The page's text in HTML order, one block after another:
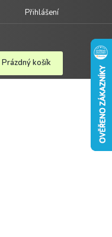
Přihlášení
Nákupní
košík
Prázdný košík